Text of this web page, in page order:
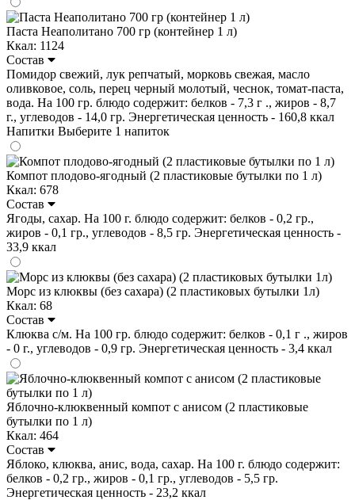
Паста Неаполитано 700 гр (контейнер 1 л)
Ккал: 1124
Состав
Помидор свежий, лук репчатый, морковь свежая, масло
оливковое, соль, перец черный молотый, чеснок, томат-паста,
вода. На 100 гр. блюдо содержит: белков - 7,3 г ., жиров - 8,7
г., углеводов - 14,0 гр. Энергетическая ценность - 160,8 ккал
Напитки Выберите 1 напиток
Компот плодово-ягодный (2 пластиковые бутылки по 1 л)
Ккал: 678
Состав
Ягоды, сахар. На 100 г. блюдо содержит: белков - 0,2 гр.,
жиров - 0,1 гр., углеводов - 8,5 гр. Энергетическая ценность -
33,9 ккал
Морс из клюквы (без сахара) (2 пластиковых бутылки 1л)
Ккал: 68
Состав
Клюква с/м. На 100 гр. блюдо содержит: белков - 0,1 г ., жиров
- 0 г., углеводов - 0,9 гр. Энергетическая ценность - 3,4 ккал
Яблочно-клюквенный компот с анисом (2 пластиковые
бутылки по 1 л)
Ккал: 464
Состав
Яблоко, клюква, анис, вода, сахар. На 100 г. блюдо содержит:
белков - 0,2 гр., жиров - 0,1 гр., углеводов - 5,5 гр.
Энергетическая ценность - 23,2 ккал